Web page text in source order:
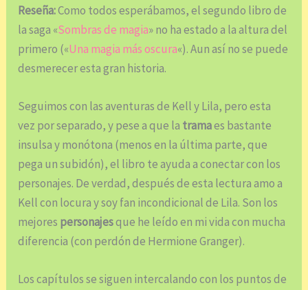
Reseña:Como todos esperábamos, el segundo libro de
la saga «Sombras de magia» no ha estado a la altura del
primero («Una magia más oscura«). Aun así no se puede
desmerecer esta gran historia.
Seguimos con las aventuras de Kell y Lila, pero esta
vez por separado, y pese a que la tramaes bastante
insulsa y monótona (menos en la última parte, que
pega un subidón), el libro te ayuda a conectar con los
personajes. De verdad, después de esta lectura amo a
Kell con locura y soy fan incondicional de Lila. Son los
mejores personajesque he leído en mi vida con mucha
diferencia (con perdón de Hermione Granger).
Los capítulos se siguen intercalando con los puntos de